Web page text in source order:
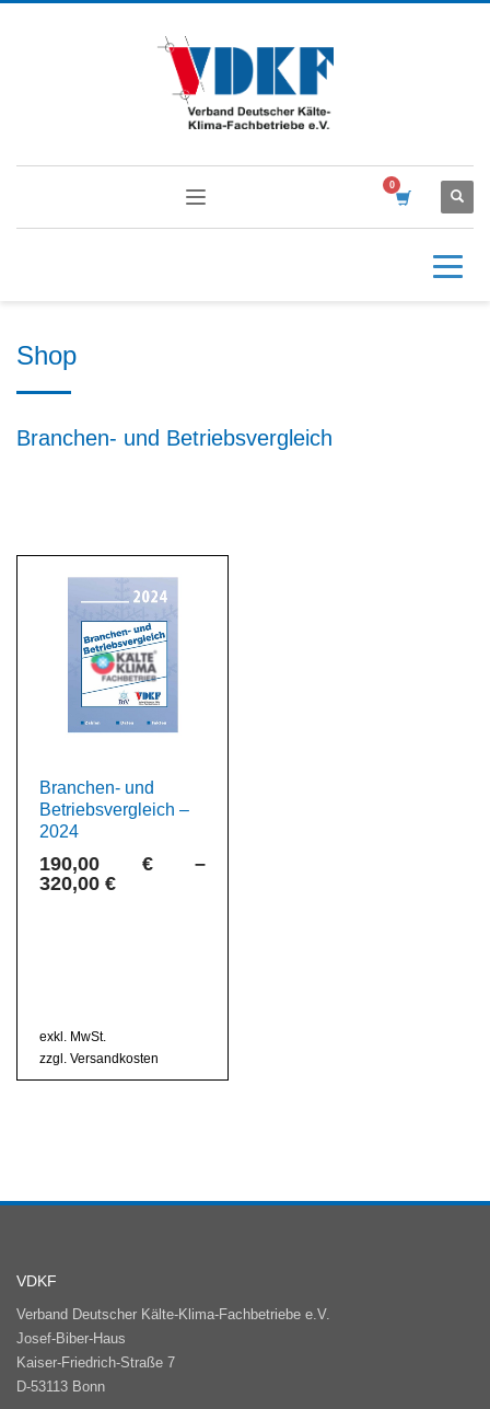
Shop
Branchen- und Betriebsvergleich
Branchen- und
Betriebsvergleich –
2024
190,00 €–
320,00 €
exkl. MwSt.
zzgl. Versandkosten
VDKF
Verband Deutscher Kälte-Klima-Fachbetriebe e.V.
Josef-Biber-Haus
Kaiser-Friedrich-Straße 7
D-53113 Bonn